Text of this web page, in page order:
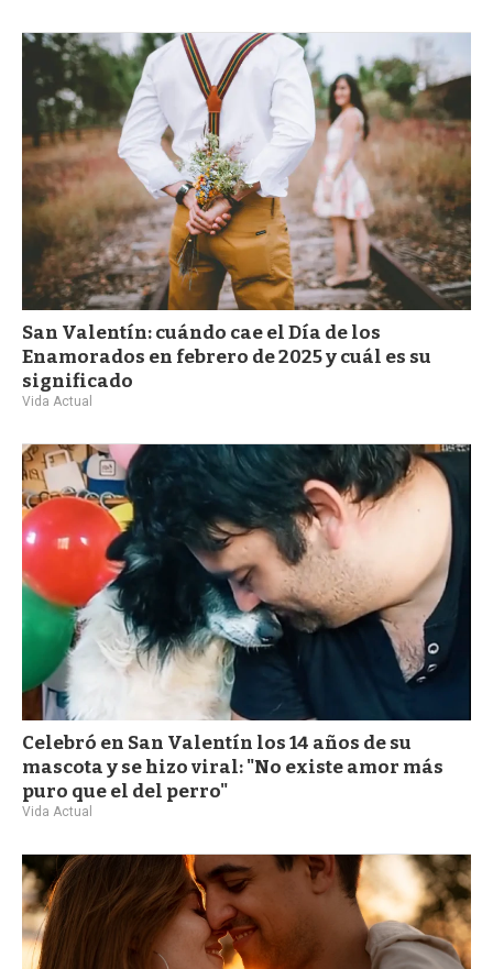
San Valentín: cuándo cae el Día de los
Enamorados en febrero de 2025 y cuál es su
significado
Vida Actual
Celebró en San Valentín los 14 años de su
mascota y se hizo viral: "No existe amor más
puro que el del perro"
Vida Actual